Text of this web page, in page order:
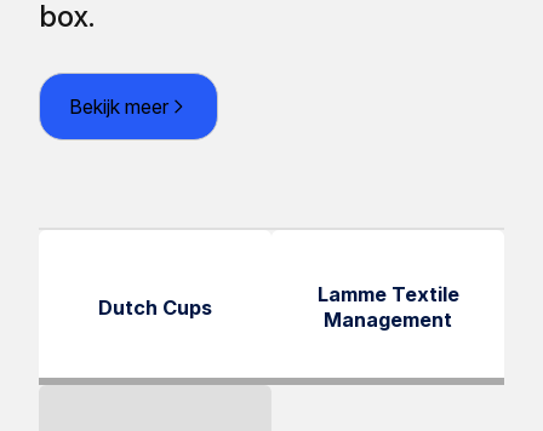
box.
Bekijk meer
Dutch Cups
Lamme Textile
Management